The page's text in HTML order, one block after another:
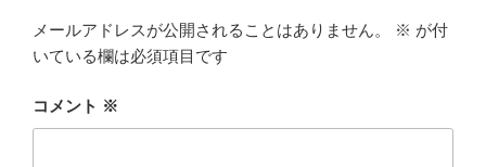
メールアドレスが公開されることはありません。 ※ が付
いている欄は必須項目です
コメント ※